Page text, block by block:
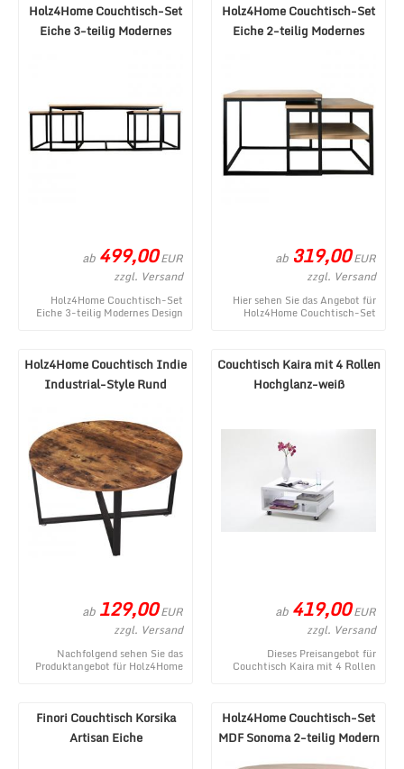
Holz4Home Couchtisch-Set
Eiche 3-teilig Modernes
ab 499,00EUR
zzgl. Versand
Holz4Home Couchtisch-Set
Eiche 3-teilig Modernes Design
Holz4Home Couchtisch-Set
Eiche 2-teilig Modernes
ab 319,00EUR
zzgl. Versand
Hier sehen Sie das Angebot für
Holz4Home Couchtisch-Set
Holz4Home Couchtisch Indie
Industrial-Style Rund
ab 129,00EUR
zzgl. Versand
Nachfolgend sehen Sie das
Produktangebot für Holz4Home
Couchtisch Kaira mit 4 Rollen
Hochglanz-weiß
ab 419,00EUR
zzgl. Versand
Dieses Preisangebot für
Couchtisch Kaira mit 4 Rollen
Finori Couchtisch Korsika
Artisan Eiche
Holz4Home Couchtisch-Set
MDF Sonoma 2-teilig Modern